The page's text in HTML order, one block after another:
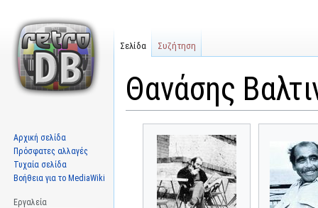
Θανάσης
πλοήγηση
αναζήτηση
Σελίδα Συζήτηση
Αρχική σελίδα
Πρόσφατες αλλαγές
Τυχαία σελίδα
Βοήθεια για το MediaWiki
Εργαλεία